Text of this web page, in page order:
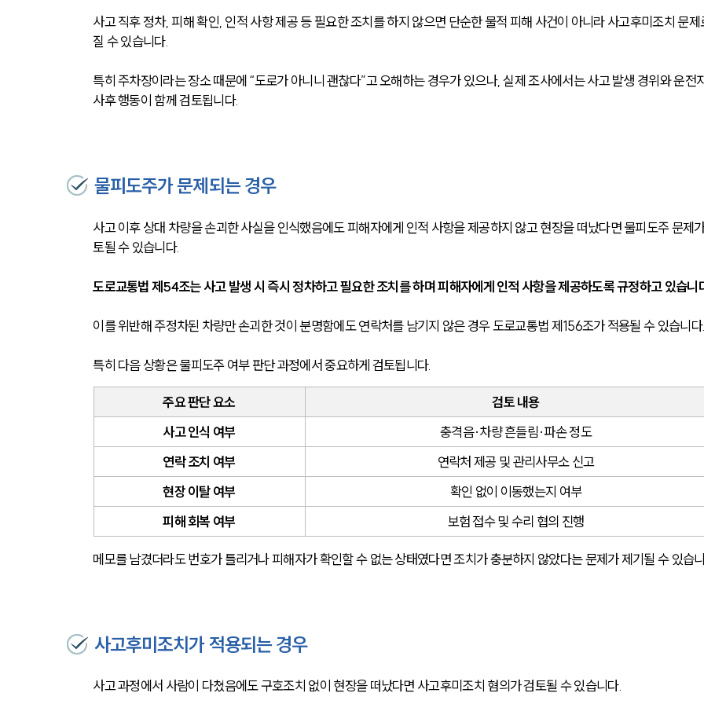
사고 직후 정차, 피해 확인, 인적 사항 제공 등 필요한 조치를 하지 않으면 단순한 물적 피해 사건이 아니라 사고후미조치 문제
질 수 있습니다.
특히 주차장이라는 장소 때문에 “도로가 아니니 괜찮다”고 오해하는 경우가 있으나, 실제 조사에서는 사고 발생 경위와 운전
사후 행동이 함께 검토됩니다.
물피도주가 문제되는 경우
사고 이후 상대 차량을 손괴한 사실을 인식했음에도 피해자에게 인적 사항을 제공하지 않고 현장을 떠났다면 물피도주 문제
토될 수 있습니다.
도로교통법 제54조는 사고 발생 시 즉시 정차하고 필요한 조치를 하며 피해자에게 인적 사항을 제공하도록 규정하고 있습니
이를 위반해 주정차된 차량만 손괴한 것이 분명함에도 연락처를 남기지 않은 경우 도로교통법 제156조가 적용될 수 있습니다.
특히 다음 상황은 물피도주 여부 판단 과정에서 중요하게 검토됩니다.
주요 판단 요소
검토 내용
사고 인식 여부
충격음·차량 흔들림·파손 정도
연락 조치 여부
연락처 제공 및 관리사무소 신고
현장 이탈 여부
확인 없이 이동했는지 여부
피해 회복 여부
보험 접수 및 수리 협의 진행
메모를 남겼더라도 번호가 틀리거나 피해자가 확인할 수 없는 상태였다면 조치가 충분하지 않았다는 문제가 제기될 수 있습
사고후미조치가 적용되는 경우
사고 과정에서 사람이 다쳤음에도 구호조치 없이 현장을 떠났다면 사고후미조치 혐의가 검토될 수 있습니다.